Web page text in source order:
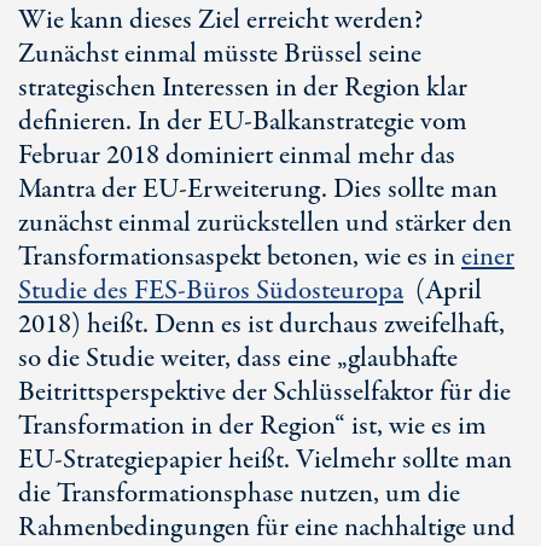
Wie kann dieses Ziel erreicht werden?
Zunächst einmal müsste Brüssel seine
strategischen Interessen in der Region klar
definieren. In der EU-Balkanstrategie vom
Februar 2018 dominiert einmal mehr das
Mantra der EU-Erweiterung. Dies sollte man
zunächst einmal zurückstellen und stärker den
Transformationsaspekt betonen, wie es ineiner
Studie des FES-Büros Südosteuropa(April
2018) heißt. Denn es ist durchaus zweifelhaft,
so die Studie weiter, dass eine „glaubhafte
Beitrittsperspektive der Schlüsselfaktor für die
Transformation in der Region“ ist, wie es im
EU-Strategiepapier heißt. Vielmehr sollte man
die Transformationsphase nutzen, um die
Rahmenbedingungen für eine nachhaltige und